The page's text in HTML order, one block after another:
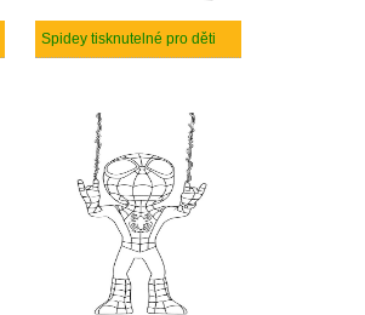
Spidey tisknutelné pro děti